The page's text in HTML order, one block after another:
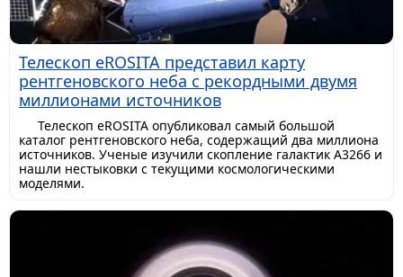
Телескоп eROSITA представил карту
рентгеновского неба с рекордными двумя
миллионами источников
Телескоп eROSITA опубликовал самый большой
каталог рентгеновского неба, содержащий два миллиона
источников. Ученые изучили скопление галактик A3266 и
нашли нестыковки с текущими космологическими
моделями.